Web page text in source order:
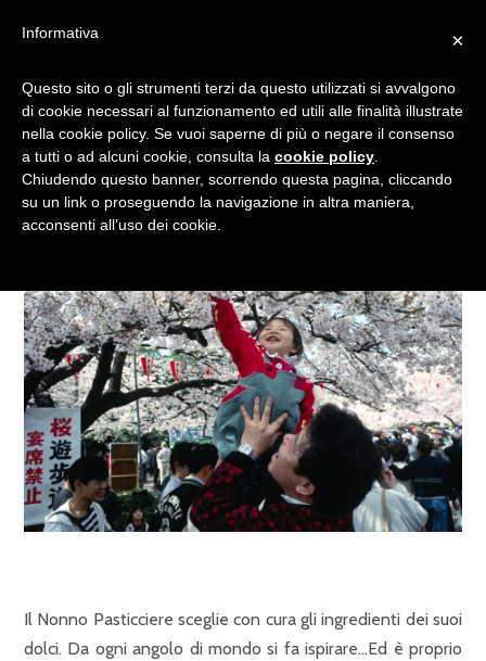
COLAZIONE ALL”OMBRA
DEL CILIEGIO!
Il Nonno Pasticciere sceglie con cura gli ingredienti dei suoi
dolci. Da ogni angolo di mondo si fa ispirare…Ed è proprio
×
Informativa
Questo sito o gli strumenti terzi da questo utilizzati si avvalgono
di cookie necessari al funzionamento ed utili alle finalità illustrate
nella cookie policy. Se vuoi saperne di più o negare il consenso
a tutti o ad alcuni cookie, consulta la cookie policy
Chiudendo questo banner, scorrendo questa pagina, cliccando
su un link o proseguendo la navigazione in altra maniera,
acconsenti all’uso dei cookie.